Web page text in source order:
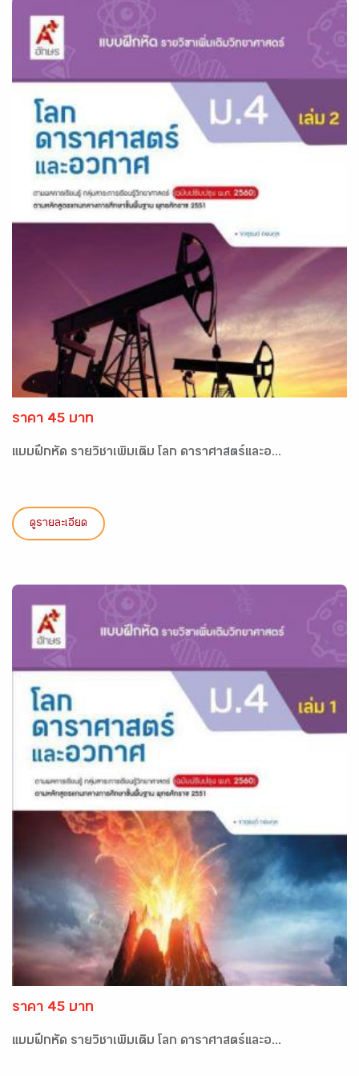
ราคา 45 บาท
แบบฝึกหัด รายวิชาเพิ่มเติม โลก ดาราศาสตร์และอ...
ดูรายละเอียด
ราคา 45 บาท
แบบฝึกหัด รายวิชาเพิ่มเติม โลก ดาราศาสตร์และอ...